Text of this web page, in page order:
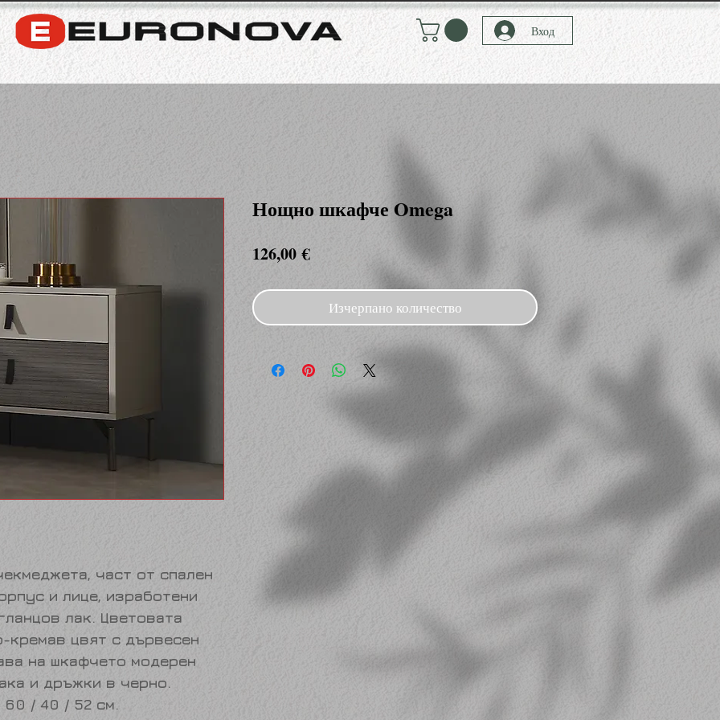
Вход
част от спален
и лице, изработени
лак. Цветовата
кремав цвят с дървесен
на шкафчето модерен
и дръжки в черно.
60 / 40 / 52 см.
Нощно шкафче Omega
126,00 €Цена
Изчерпано количество